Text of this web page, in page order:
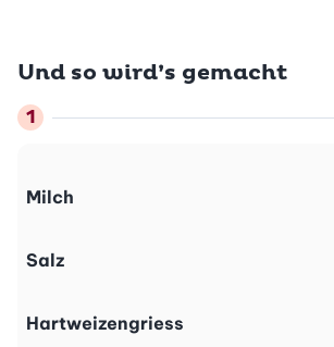
Und so wird’s gemacht
Milch
Salz
Hartweizengriess